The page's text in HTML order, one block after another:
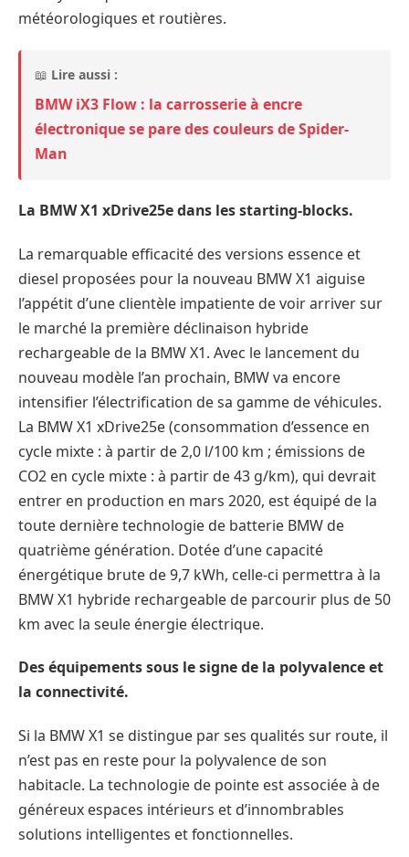
météorologiques et routières.
📖 Lire aussi :
BMW iX3 Flow : la carrosserie à encre
électronique se pare des couleurs de Spider-
Man
La BMW X1 xDrive25e dans les starting-blocks.
La remarquable efficacité des versions essence et
diesel proposées pour la nouveau BMW X1 aiguise
l’appétit d’une clientèle impatiente de voir arriver sur
le marché la première déclinaison hybride
rechargeable de la BMW X1. Avec le lancement du
nouveau modèle l’an prochain, BMW va encore
intensifier l’électrification de sa gamme de véhicules.
La BMW X1 xDrive25e (consommation d’essence en
cycle mixte : à partir de 2,0 l/100 km ; émissions de
CO2 en cycle mixte : à partir de 43 g/km), qui devrait
entrer en production en mars 2020, est équipé de la
toute dernière technologie de batterie BMW de
quatrième génération. Dotée d’une capacité
énergétique brute de 9,7 kWh, celle-ci permettra à la
BMW X1 hybride rechargeable de parcourir plus de 50
km avec la seule énergie électrique.
Des équipements sous le signe de la polyvalence et
la connectivité.
Si la BMW X1 se distingue par ses qualités sur route, il
n’est pas en reste pour la polyvalence de son
habitacle. La technologie de pointe est associée à de
généreux espaces intérieurs et d’innombrables
solutions intelligentes et fonctionnelles.